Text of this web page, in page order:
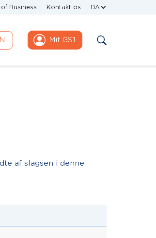
Business Kontakt os DA
Mit GS1
af slagsen i denne